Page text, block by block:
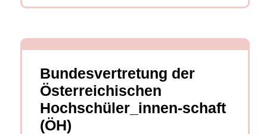
Bundesvertretung der
Österreichischen
Hochschüler_innen-schaft
(ÖH)